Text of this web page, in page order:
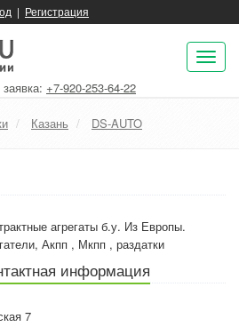
| Регистрация
+7-920-253-64-22
Казань DS-AUTO
агрегаты б.у. Из Европы.
Акпп , Мкпп , раздатки
информация
7